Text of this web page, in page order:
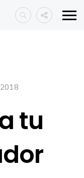
tu